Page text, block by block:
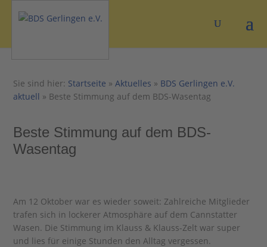
Sie sind hier: Startseite »Aktuelles » BDS Gerlingen e.V.
aktuell » Beste Stimmung auf dem BDS-Wasentag
Beste Stimmung auf dem BDS-
Wasentag
Am 12 Oktober war es wieder soweit: Zahlreiche Mitglieder
trafen sich in lockerer Atmosphäre auf dem Cannstatter
Wasen. Die Stimmung im Klauss & Klauss-Zelt war super
und lies für einige Stunden den Alltag vergessen.